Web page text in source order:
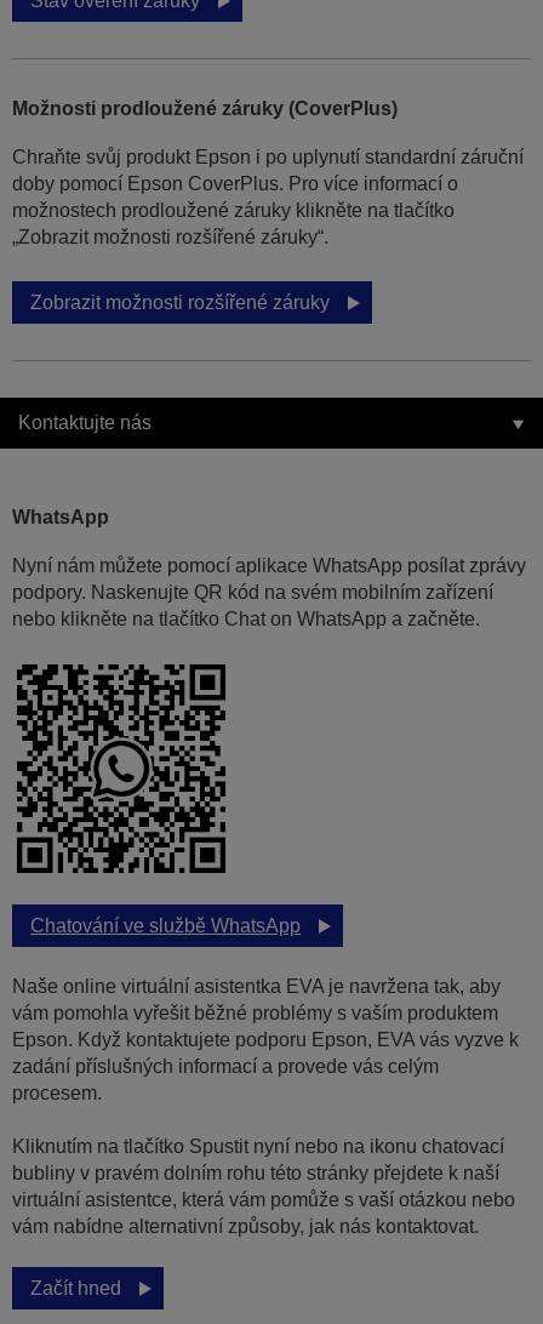
Možnosti prodloužené záruky (CoverPlus)
Chraňte svůj produkt Epson i po uplynutí standardní záruční
doby pomocí Epson CoverPlus. Pro více informací o
možnostech prodloužené záruky klikněte na tlačítko
„Zobrazit možnosti rozšířené záruky“.
Zobrazit možnosti rozšířené záruky
Kontaktujte nás
WhatsApp
Nyní nám můžete pomocí aplikace WhatsApp posílat zprávy
podpory. Naskenujte QR kód na svém mobilním zařízení
nebo klikněte na tlačítko Chat on WhatsApp a začněte.
Chatování ve službě WhatsApp
Naše online virtuální asistentka EVA je navržena tak, aby
vám pomohla vyřešit běžné problémy s vaším produktem
Epson. Když kontaktujete podporu Epson, EVA vás vyzve k
zadání příslušných informací a provede vás celým
procesem.
Kliknutím na tlačítko Spustit nyní nebo na ikonu chatovací
bubliny v pravém dolním rohu této stránky přejdete k naší
virtuální asistentce, která vám pomůže s vaší otázkou nebo
vám nabídne alternativní způsoby, jak nás kontaktovat.
Začít hned